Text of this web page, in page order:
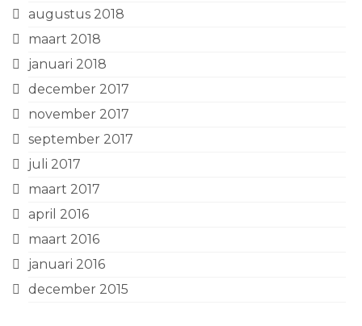
augustus 2018
maart 2018
januari 2018
december 2017
november 2017
september 2017
juli 2017
maart 2017
april 2016
maart 2016
januari 2016
december 2015